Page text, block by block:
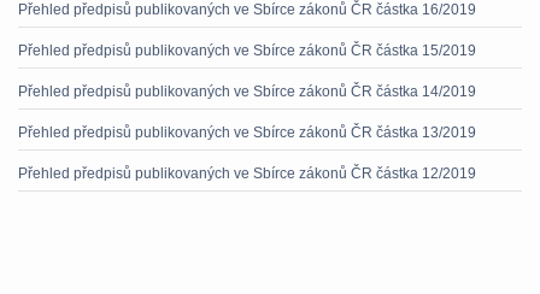
Přehled předpisů publikovaných ve Sbírce zákonů ČR částka 16/2019
Přehled předpisů publikovaných ve Sbírce zákonů ČR částka 15/2019
Přehled předpisů publikovaných ve Sbírce zákonů ČR částka 14/2019
Přehled předpisů publikovaných ve Sbírce zákonů ČR částka 13/2019
Přehled předpisů publikovaných ve Sbírce zákonů ČR částka 12/2019